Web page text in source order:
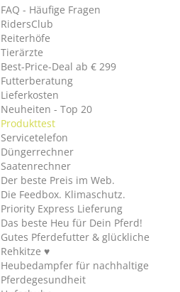
FAQ - Häufige Fragen
RidersClub
Reiterhöfe
Tierärzte
Best-Price-Deal ab € 299
Futterberatung
Lieferkosten
Neuheiten - Top 20
Produkttest
Servicetelefon
Düngerrechner
Saatenrechner
Der beste Preis im Web.
Die Feedbox. Klimaschutz.
Priority Express Lieferung
Das beste Heu für Dein Pferd!
Gutes Pferdefutter & glückliche
Rehkitze ♥
Heubedampfer für nachhaltige
Pferdegesundheit